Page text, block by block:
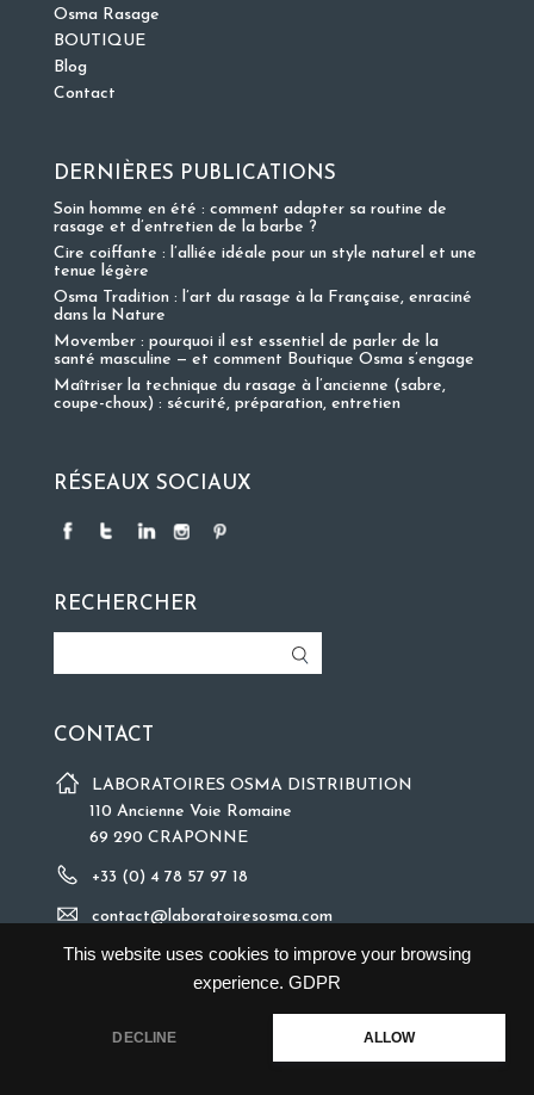
This website uses cookies to improve your browsing
experience. GDPR
DECLINE ALLOW
Osma Rasage
BOUTIQUE
Blog
Contact
DERNIÈRES PUBLICATIONS
Soin homme en été : comment adapter sa routine de
rasage et d’entretien de la barbe ?
Cire coiffante : l’alliée idéale pour un style naturel et une
tenue légère
Osma Tradition : l’art du rasage à la Française, enraciné
dans la Nature
Movember : pourquoi il est essentiel de parler de la
santé masculine — et comment Boutique Osma s’engage
Maîtriser la technique du rasage à l’ancienne (sabre,
coupe-choux) : sécurité, préparation, entretien
RÉSEAUX SOCIAUX
RECHERCHER
CONTACT
LABORATOIRES OSMA DISTRIBUTION
110 Ancienne Voie Romaine
69 290 CRAPONNE
+33 (0) 4 78 57 97 18
contact@laboratoiresosma.com
©2018 Copyright